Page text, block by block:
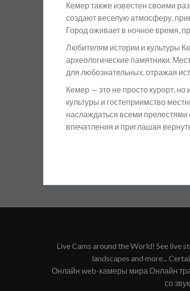
Кемер также известен своими
создают веселую атмосферу,
Город оживает в ночное время,
Любителям истории и культуры
археологические памятники.
для любознательных, отражая
Кемер — это не просто курорт, но
культуры и гостеприимство
наслаждаться всеми
впечатления и приглашая
Live Cams around the World! See live
landscapes and more...
Онлайн web-камеры мира Онлайн
со